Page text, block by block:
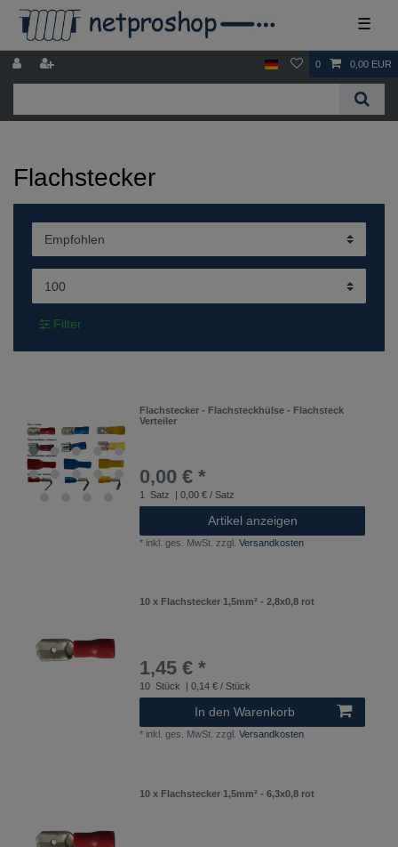
☰
0 0,00 EUR
Flachstecker
Filter
Flachstecker - Flachsteckhülse - Flachsteck
Verteiler
0,00 € *
1 Satz | 0,00 € / Satz
Artikel anzeigen
* inkl. ges. MwSt. zzgl.Versandkosten
10 x Flachstecker 1,5mm² - 2,8x0,8 rot
1,45 € *
10 Stück | 0,14 € / Stück
In den Warenkorb
* inkl. ges. MwSt. zzgl.Versandkosten
10 x Flachstecker 1,5mm² - 6,3x0,8 rot